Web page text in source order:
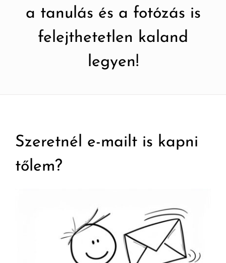
a tanulás és a fotózás is
felejthetetlen kaland
legyen!
Szeretnél e-mailt is kapni
tőlem?